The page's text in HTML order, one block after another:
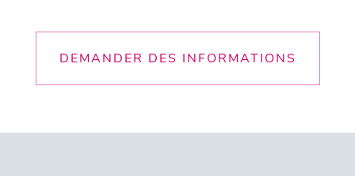
DEMANDER DES INFORMATIONS